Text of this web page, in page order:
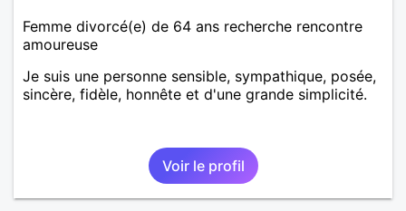
Femme divorcé(e) de 64 ans recherche rencontre
amoureuse
Je suis une personne sensible, sympathique, posée,
sincère, fidèle, honnête et d'une grande simplicité.
Voir le profil